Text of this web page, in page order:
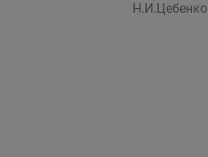
цен Н.И.Цебенко